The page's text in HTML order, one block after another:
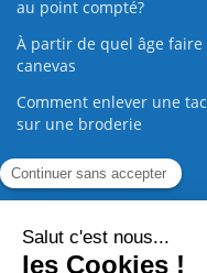
au point compté?
À partir de quel âge faire
canevas
Comment enlever une
sur une broderie
Guide de la Broderie